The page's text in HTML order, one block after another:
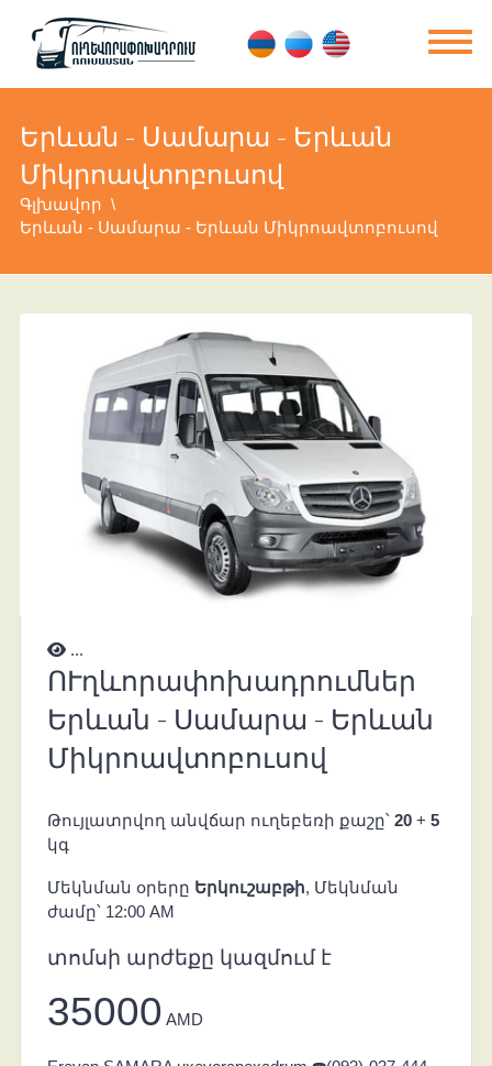
Երևան - Սամարա - Երևան
Միկրոավտոբուսով
Գլխավոր
Երևան - Սամարա - Երևան Միկրոավտոբուսով
...
ՈՒղևորափոխադրումներ
Երևան - Սամարա - Երևան
Միկրոավտոբուսով
Թույլատրվող անվճար ուղեբեռի քաշը՝ 20+ 5
կգ
Մեկնման օրերը Երկուշաբթի, Մեկնման
ժամը՝ 12:00 AM
տոմսի արժեքը կազմում է
35000 AMD